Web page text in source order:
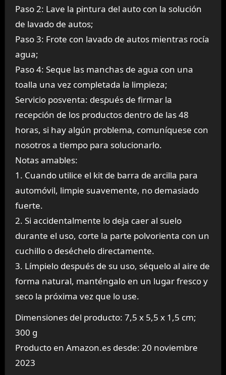
Paso 2: Lave la pintura del auto con la solución
de lavado de autos;
Paso 3: Frote con lavado de autos mientras rocía
agua;
Paso 4: Seque las manchas de agua con una
toalla una vez completada la limpieza;
Servicio posventa: después de firmar la
recepción de los productos dentro de las 48
horas, si hay algún problema, comuníquese con
nosotros a tiempo para solucionarlo.
Notas amables:
1. Cuando utilice el kit de barra de arcilla para
automóvil, limpie suavemente, no demasiado
fuerte.
2. Si accidentalmente lo deja caer al suelo
durante el uso, corte la parte polvorienta con un
cuchillo o deséchelo directamente.
3. Límpielo después de su uso, séquelo al aire de
forma natural, manténgalo en un lugar fresco y
seco la próxima vez que lo use.
Dimensiones del producto: 7,5 x 5,5 x 1,5 cm;
300 g
Producto en Amazon.es desde: 20 noviembre
2023